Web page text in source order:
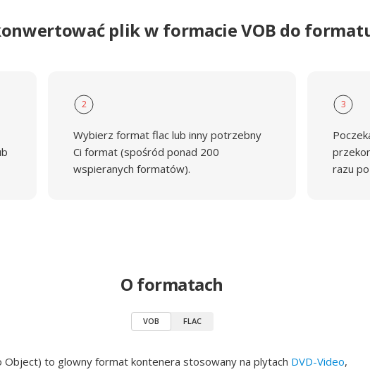
plik w formacie VOB do
2
Wybierz format flac lub inny potrzebny
Ci format (spośród ponad 200
wspieranych formatów).
3
razu
O formatach
VOB FLAC
Object) to glowny format kontenera stosowany na plytach DVD-Video,